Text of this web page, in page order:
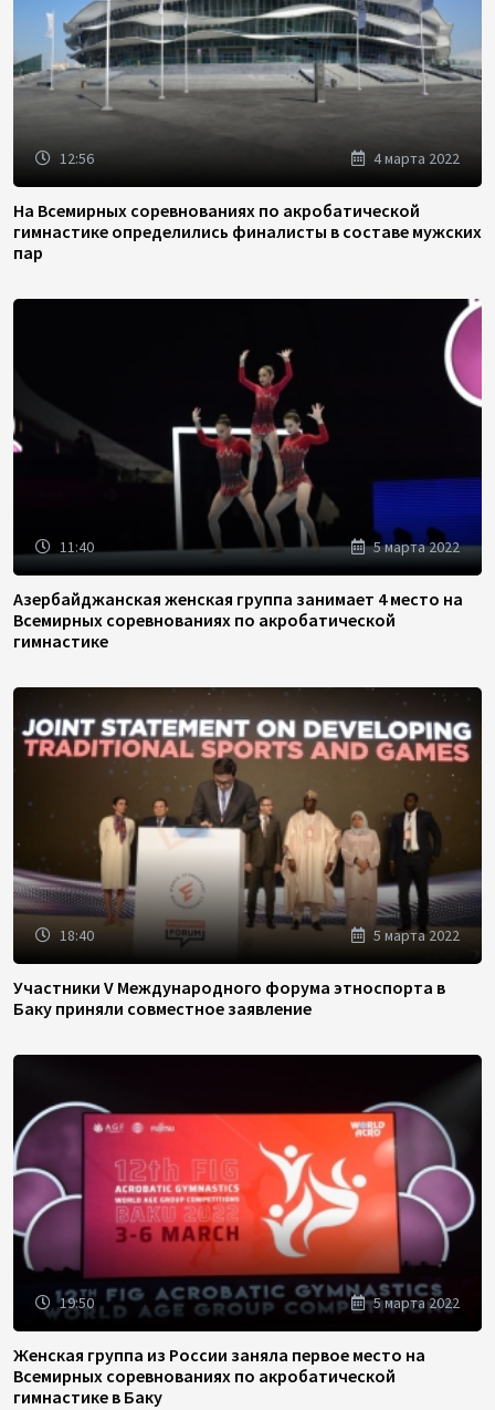
12:56 4 марта 2022
На Всемирных соревнованиях по акробатической
гимнастике определились финалисты в составе мужских
пар
11:40 5 марта 2022
Азербайджанская женская группа занимает 4 место на
Всемирных соревнованиях по акробатической
гимнастике
18:40 5 марта 2022
Участники V Международного форума этноспорта в
Баку приняли совместное заявление
19:50 5 марта 2022
Женская группа из России заняла первое место на
Всемирных соревнованиях по акробатической
гимнастике в Баку